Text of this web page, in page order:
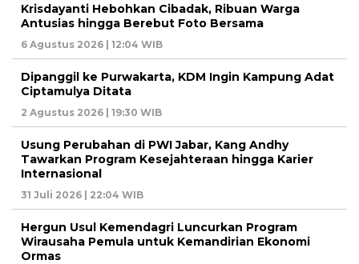
Krisdayanti Hebohkan Cibadak, Ribuan Warga
Antusias hingga Berebut Foto Bersama
6 Agustus 2026 | 12:04 WIB
Dipanggil ke Purwakarta, KDM Ingin Kampung Adat
Ciptamulya Ditata
2 Agustus 2026 | 19:30 WIB
Usung Perubahan di PWI Jabar, Kang Andhy
Tawarkan Program Kesejahteraan hingga Karier
Internasional
31 Juli 2026 | 22:04 WIB
Hergun Usul Kemendagri Luncurkan Program
Wirausaha Pemula untuk Kemandirian Ekonomi
Ormas